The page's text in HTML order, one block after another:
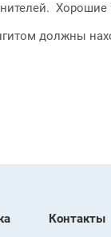
Хорошие
должны
Контакты